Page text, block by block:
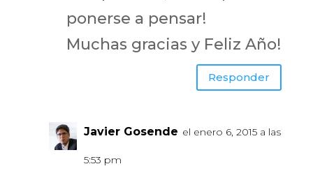
ponerse a pensar!
Muchas gracias y Feliz Año!
Responder
Javier Gosende el enero 6, 2015 a las
5:53 pm